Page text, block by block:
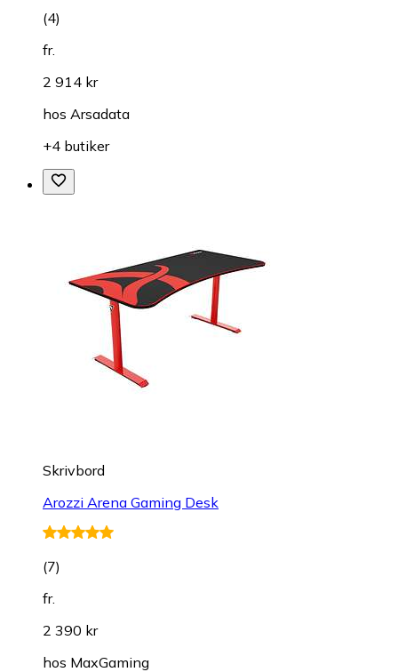
(4)
fr.
2 914 kr
hos Arsadata
+4 butiker
Skrivbord
Arozzi Arena Gaming Desk
(7)
fr.
2 390 kr
hos MaxGaming